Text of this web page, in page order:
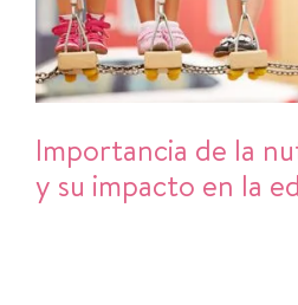
Importancia de la
y su impacto en la